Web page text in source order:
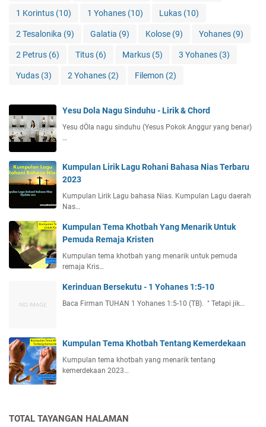
1 Korintus (10) 1 Yohanes (10) Lukas (10)
2 Tesalonika (9) Galatia (9) Kolose (9) Yohanes (9)
2 Petrus (6) Titus (6) Markus (5) 3 Yohanes (3)
Yudas (3) 2 Yohanes (2) Filemon (2)
Yesu Dola Nagu Sinduhu - Lirik & Chord
Yesu dÖla nagu sinduhu (Yesus Pokok Anggur yang benar)
…
Kumpulan Lirik Lagu Rohani Bahasa Nias Terbaru
2023
Kumpulan Lirik Lagu bahasa Nias. Kumpulan Lagu daerah
Nas…
Kumpulan Tema Khotbah Yang Menarik Untuk
Pemuda Remaja Kristen
Kumpulan tema khotbah yang menarik untuk pemuda
remaja Kris…
Kerinduan Bersekutu - 1 Yohanes 1:5-10
Baca Firman TUHAN 1 Yohanes 1:5-10 (TB). " Tetapi jik…
Kumpulan Tema Khotbah Tentang Kemerdekaan
Kumpulan tema khotbah yang menarik tentang
kemerdekaan 2023…
TOTAL TAYANGAN HALAMAN